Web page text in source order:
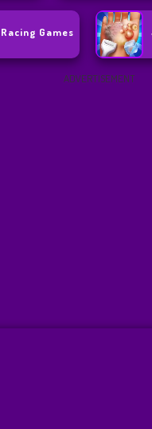
Racing Games
ADVERTISEMENT